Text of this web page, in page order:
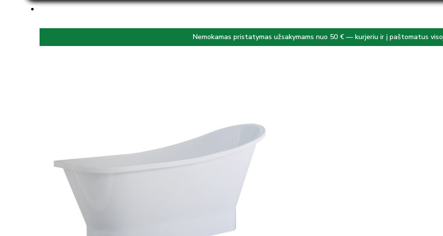
Nemokamas pristatymas užsakymams nuo 50 € — kurjeriu ir į paštomatus